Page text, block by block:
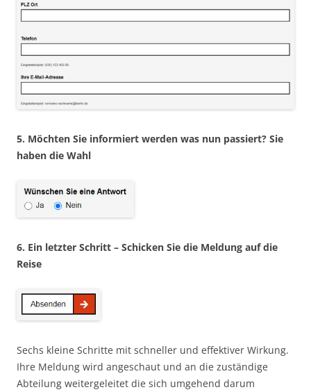
5. Möchten Sie informiert werden was nun passiert? Sie
haben die Wahl
6. Ein letzter Schritt – Schicken Sie die Meldung auf die
Reise
Sechs kleine Schritte mit schneller und effektiver Wirkung.
Ihre Meldung wird angeschaut und an die zuständige
Abteilung weitergeleitet die sich umgehend darum